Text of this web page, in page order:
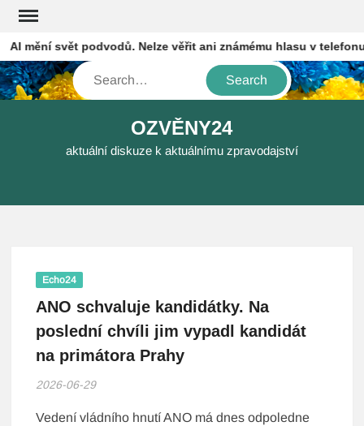
Skip
content
mění svět podvodů. Nelze věřit ani známému hlasu v telefonu,
Search
OZVĚNY24
aktuální diskuze k aktuálnímu zpravodajství
Echo24
ANO schvaluje kandidátky. Na
poslední chvíli jim vypadl kandidát
na primátora Prahy
2026-06-29
Vedení vládního hnutí ANO má dnes odpoledne